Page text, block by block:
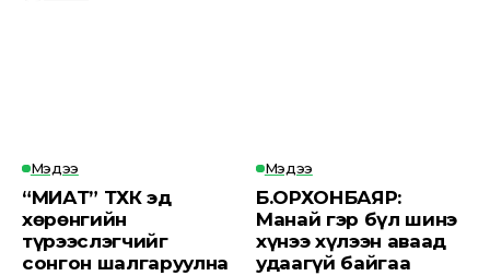
Мэдээ
“МИАТ” ТӨХК эд
хөрөнгийн
түрээслэгчийг
сонгон шалгаруулна
Мэдээ
Б.ОРХОНБАЯР:
Манай гэр бүл шинэ
хүнээ хүлээн аваад
удаагүй байгаа